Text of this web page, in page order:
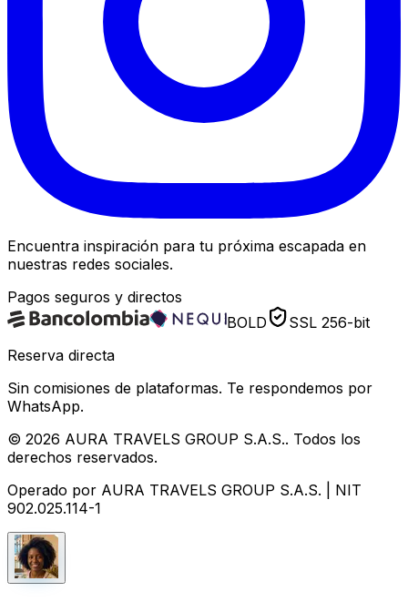
Encuentra inspiración para tu próxima escapada en
nuestras redes sociales.
Pagos seguros y directos
BOLD
SSL 256-bit
Reserva directa
Sin comisiones de plataformas. Te respondemos por
WhatsApp.
© 2026 AURA TRAVELS GROUP S.A.S.. Todos los
derechos reservados.
Operado por AURA TRAVELS GROUP S.A.S. | NIT
902.025.114-1